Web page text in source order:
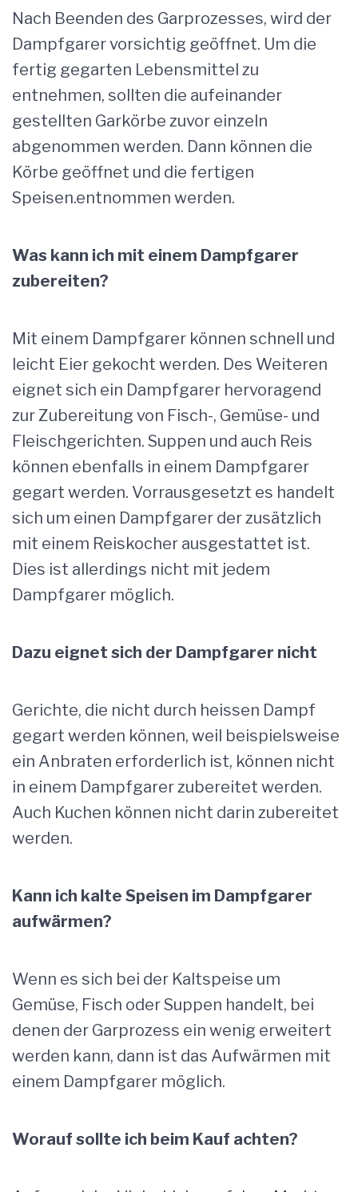
Nach Beenden des Garprozesses, wird der
Dampfgarer vorsichtig geöffnet. Um die
fertig gegarten Lebensmittel zu
entnehmen, sollten die aufeinander
gestellten Garkörbe zuvor einzeln
abgenommen werden. Dann können die
Körbe geöffnet und die fertigen
Speisen.entnommen werden.
Was kann ich mit einem Dampfgarer
zubereiten?
Mit einem Dampfgarer können schnell und
leicht Eier gekocht werden. Des Weiteren
eignet sich ein Dampfgarer hervoragend
zur Zubereitung von Fisch-, Gemüse- und
Fleischgerichten. Suppen und auch Reis
können ebenfalls in einem Dampfgarer
gegart werden. Vorrausgesetzt es handelt
sich um einen Dampfgarer der zusätzlich
mit einem Reiskocher ausgestattet ist.
Dies ist allerdings nicht mit jedem
Dampfgarer möglich.
Dazu eignet sich der Dampfgarer nicht
Gerichte, die nicht durch heissen Dampf
gegart werden können, weil beispielsweise
ein Anbraten erforderlich ist, können nicht
in einem Dampfgarer zubereitet werden.
Auch Kuchen können nicht darin zubereitet
werden.
Kann ich kalte Speisen im Dampfgarer
aufwärmen?
Wenn es sich bei der Kaltspeise um
Gemüse, Fisch oder Suppen handelt, bei
denen der Garprozess ein wenig erweitert
werden kann, dann ist das Aufwärmen mit
einem Dampfgarer möglich.
Worauf sollte ich beim Kauf achten?